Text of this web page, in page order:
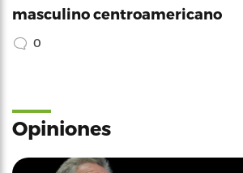
masculino centroamericano
0
Opiniones